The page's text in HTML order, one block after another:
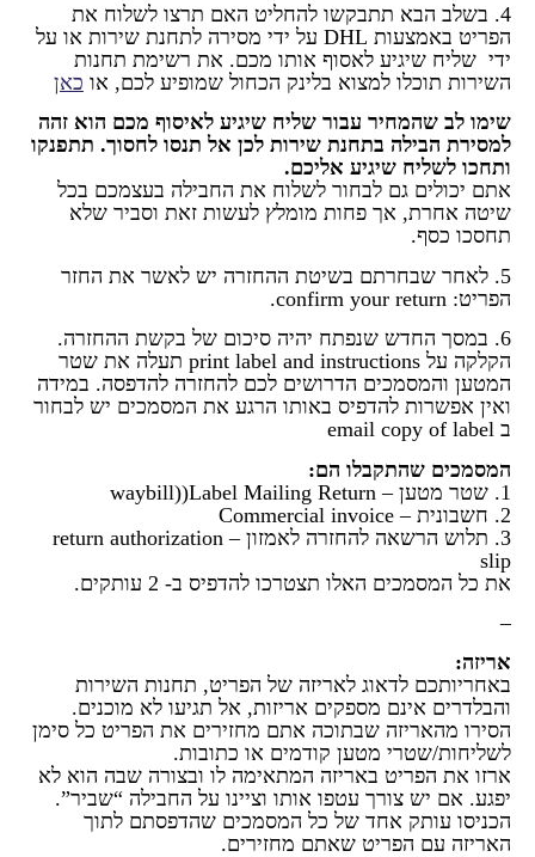
4. בשלב הבא תתבקשו להחליט האם תרצו לשלוח את
הפריט באמצעות DHL על ידי מסירה לתחנת שירות או על
ידי שליח שיגיע לאסוף אותו מכם. את רשימת תחנות
השירות תוכלו למצוא בלינק הכחול שמופיע לכם, או כאן
שימו לב שהמחיר עבור שליח שיגיע לאיסוף מכם הוא זהה
למסירת הבילה בתחנת שירות לכן אל תנסו לחסוך. תתפנקו
ותחכו לשליח שיגיע אליכם.
אתם יכולים גם לבחור לשלוח את החבילה בעצמכם בכל
שיטה אחרת, אך פחות מומלץ לעשות זאת וסביר שלא
תחסכו כסף.
5. לאחר שבחרתם בשיטת ההחזרה יש לאשר את החזר
הפריט: confirm your return.
6. במסך החדש שנפתח יהיה סיכום של בקשת ההחזרה.
הקלקה על print label and instructions תעלה את שטר
המטען והמסמכים הדרושים לכם להחזרה להדפסה. במידה
ואין אפשרות להדפיס באותו הרגע את המסמכים יש לבחור
ב email copy of label
המסמכים שהתקבלו הם:
1. שטר מטען – waybill))Label Mailing Return
2. חשבונית – Commercial invoice
3. תלוש הרשאה להחזרה לאמזון – return authorization
slip
את כל המסמכים האלו תצטרכו להדפיס ב- 2 עותקים.
–
אריזה:
באחריותכם לדאוג לאריזה של הפריט, תחנות השירות
והבלדרים אינם מספקים אריזות, אל תגיעו לא מוכנים.
הסירו מהאריזה שבתוכה אתם מחזירים את הפריט כל סימן
לשליחות/שטרי מטען קודמים או כתובות.
ארזו את הפריט באריזה המתאימה לו ובצורה שבה הוא לא
יפגע. אם יש צורך עטפו אותו וציינו על החבילה “שביר”.
הכניסו עותק אחד של כל המסמכים שהדפסתם לתוך
האריזה עם הפריט שאתם מחזירים.